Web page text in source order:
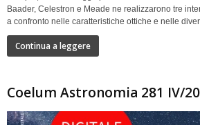
Baader, Celestron e Meade ne realizzarono tre
a confronto nelle caratteristiche ottiche e nelle
Continua a leggere
Coelum Astronomia 281 IV/